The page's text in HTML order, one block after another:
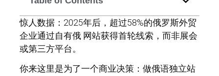
惊人数据： 2025年后，超过58%的俄罗斯外贸
企业通过自有俄 网站获得首轮线索，而非展会
或第三方平台。
你来这里是为了一个商业决策：做俄语独立站